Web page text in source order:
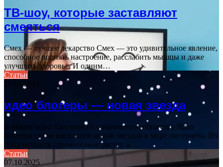
ТВ-шоу, которые заставляют
смеяться
Смех — лучшее лекарство Смех — это удивительное явление,
способное поднять настроение, расслабить мышцы и даже
улучшить здоровье. И одним…
Статьи
26.04.2026
идео блогеры — новая звезда
Влияние идео блогеров на современное общество Идео
блогеры стали настоящей новой звездой в мире интернета. Их
популярность стремительно растет, а…
Статьи
07.10.2025